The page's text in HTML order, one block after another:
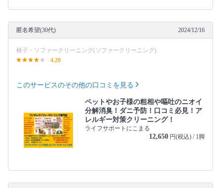
匿名希望(30代) 2024/12/16
椅子・ソファークリーニング(ソファークリーニング)
4.20
このサービスのその他の口コミを見る
ペットやお子様の粗相や嘔吐のニオイ
分解消臭！ダニ予防！口コミ必見！ア
レルギー対策クリーニング！
ライフサポートにこまる
12,650 円(税込) / 1脚